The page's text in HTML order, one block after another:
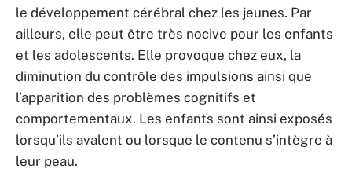
le développement cérébral chez les jeunes. Par
ailleurs, elle peut être très nocive pour les enfants
et les adolescents. Elle provoque chez eux, la
diminution du contrôle des impulsions ainsi que
l’apparition des problèmes cognitifs et
comportementaux. Les enfants sont ainsi exposés
lorsqu’ils avalent ou lorsque le contenu s’intègre à
leur peau.